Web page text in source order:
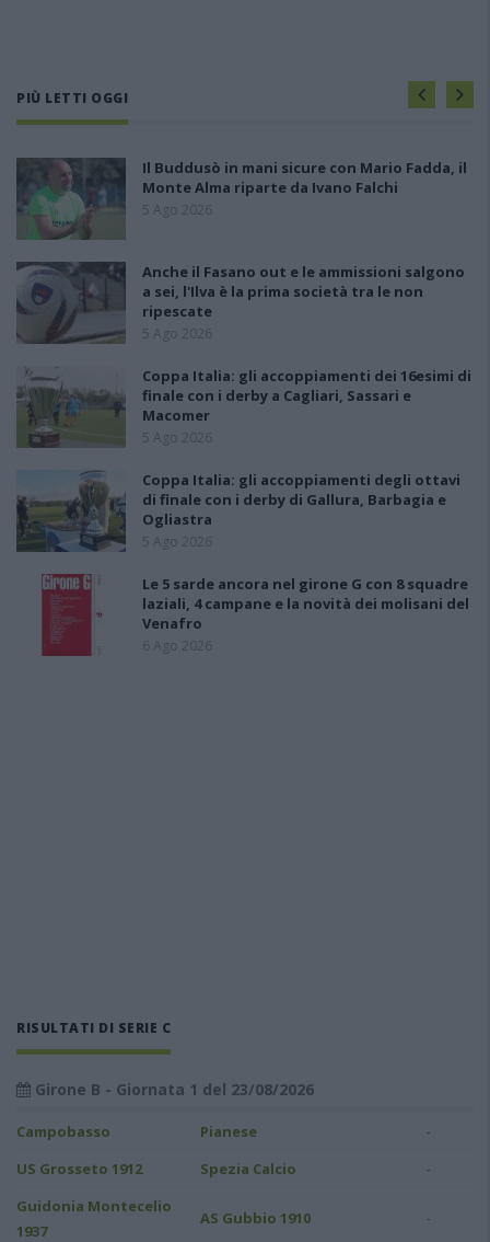
PIÙ LETTI OGGI
Il Buddusò in mani sicure con Mario Fadda, il
Monte Alma riparte da Ivano Falchi
5 Ago 2026
Anche il Fasano out e le ammissioni salgono
a sei, l'Ilva è la prima società tra le non
ripescate
5 Ago 2026
Coppa Italia: gli accoppiamenti dei 16esimi di
finale con i derby a Cagliari, Sassari e
Macomer
5 Ago 2026
Coppa Italia: gli accoppiamenti degli ottavi
di finale con i derby di Gallura, Barbagia e
Ogliastra
5 Ago 2026
Le 5 sarde ancora nel girone G con 8 squadre
laziali, 4 campane e la novità dei molisani del
Venafro
6 Ago 2026
RISULTATI DI SERIE C
Girone B - Giornata 1 del 23/08/2026
Campobasso Pianese -
US Grosseto 1912 Spezia Calcio -
Guidonia Montecelio
1937
AS Gubbio 1910 -